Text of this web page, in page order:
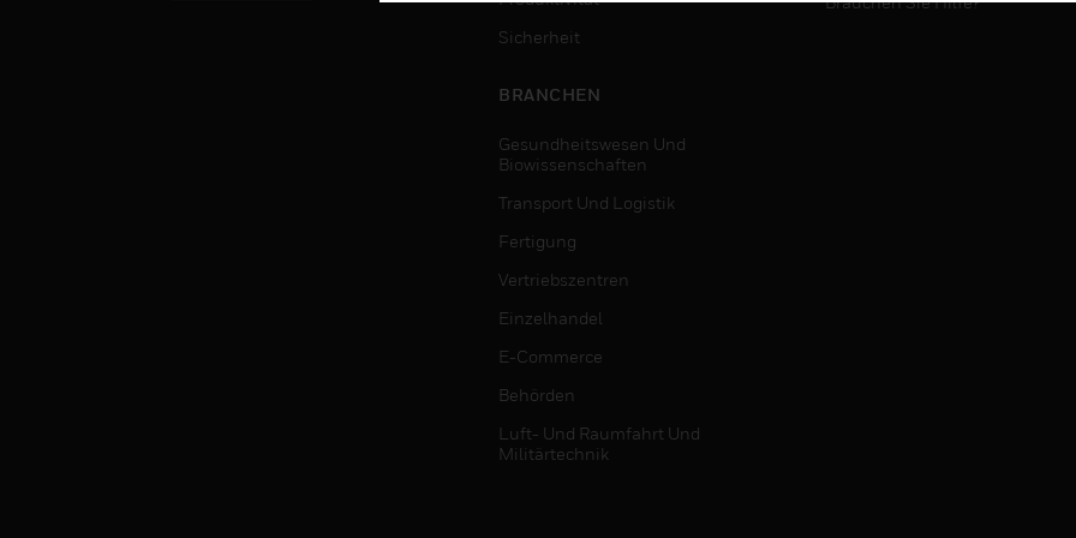
Sicherheit
BRANCHEN
Gesundheitswesen Und
Biowissenschaften
Transport Und Logistik
Fertigung
Vertriebszentren
Einzelhandel
E-Commerce
Behörden
Luft- Und Raumfahrt Und
Militärtechnik